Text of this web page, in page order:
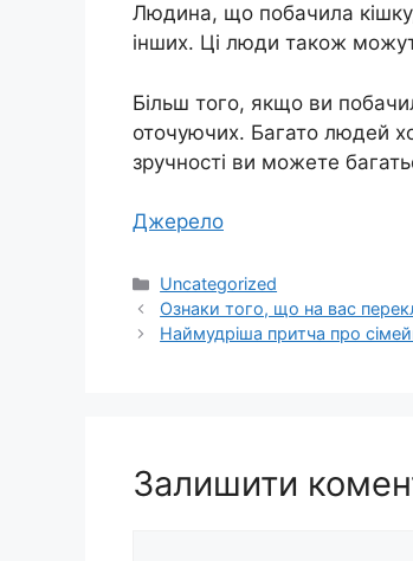
Людина, що побачила
інших. Ці люди також
Більш того, якщо ви
оточуючих. Багато людей
зручності ви можете
Джерело
Категорії
Uncategorized
Ознаки того, що на вас
Наймудріша притча про
Залишити